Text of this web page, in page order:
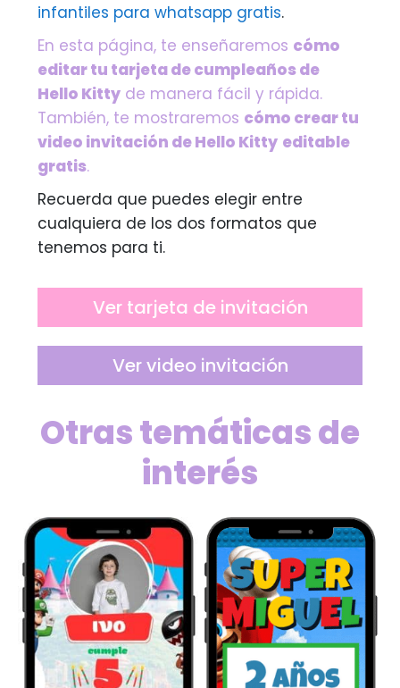
infantiles para whatsapp gratis.
En esta página, te enseñaremos cómo
editar tu tarjeta de cumpleaños de
Hello Kittyde manera fácil y rápida.
También, te mostraremos cómo crear tu
video invitación deHello Kitty editable
gratis.
Recuerda que puedes elegir entre
cualquiera de los dos formatos que
tenemos para ti.
Ver tarjeta de invitación
Ver video invitación
Otras temáticas de
interés